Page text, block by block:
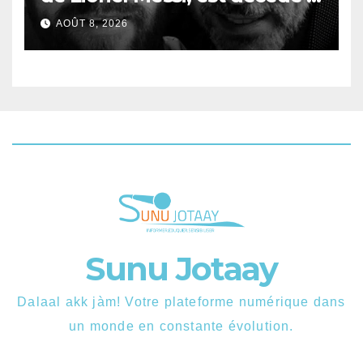
68 ans
AOÛT 8, 2026
Sunu Jotaay
Dalaal akk jàm! Votre plateforme numérique dans
un monde en constante évolution.